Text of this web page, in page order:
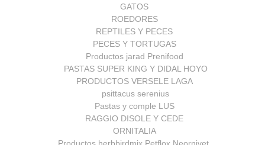
GATOS
ROEDORES
REPTILES Y PECES
PECES Y TORTUGAS
Productos jarad Prenifood
PASTAS SUPER KING Y DIDAL HOYO
PRODUCTOS VERSELE LAGA
psittacus serenius
Pastas y comple LUS
RAGGIO DISOLE Y CEDE
ORNITALIA